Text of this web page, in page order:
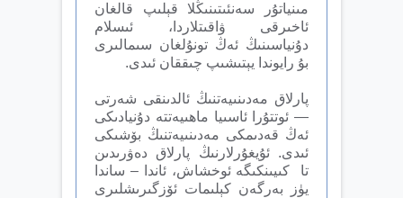
مىنياتۇر سەنئىتىنىڭلا قېلىپ قالغان
ئاخىرقى ۋاقىتلاردا، ئىسلام
دۇنياسىنىڭ ئەڭ تونۇلغان سىمالىرى
بۇ رايوندا يېتىشىپ چىققان ئىدى.
پارلاق مەدىنىيەتنىڭ ئالدىنقى شەرتى
— ئوتتۇرا ئاسىيا ماھىيەتتە دۇنيادىكى
ئەڭ قەدىمكى مەدىنىيەتنىڭ بۆشىكى
ئىدى. ئۇيغۇرلارنىڭ پارلاق دەۋرىدىن
تا كىيىنكىگە ئوخشاش، ئاندا – ساندا
يۈز بەرگەن كېلىمات ئۆزگىرىشلىرى